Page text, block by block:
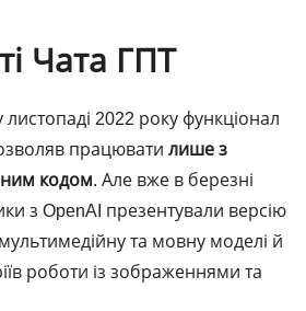
Чата ГПТ
2022 року функціонал
працювати лише з
кодом. Але вже в березні
з OpenAI презентували версію
та мовну моделі й
роботи із зображеннями та